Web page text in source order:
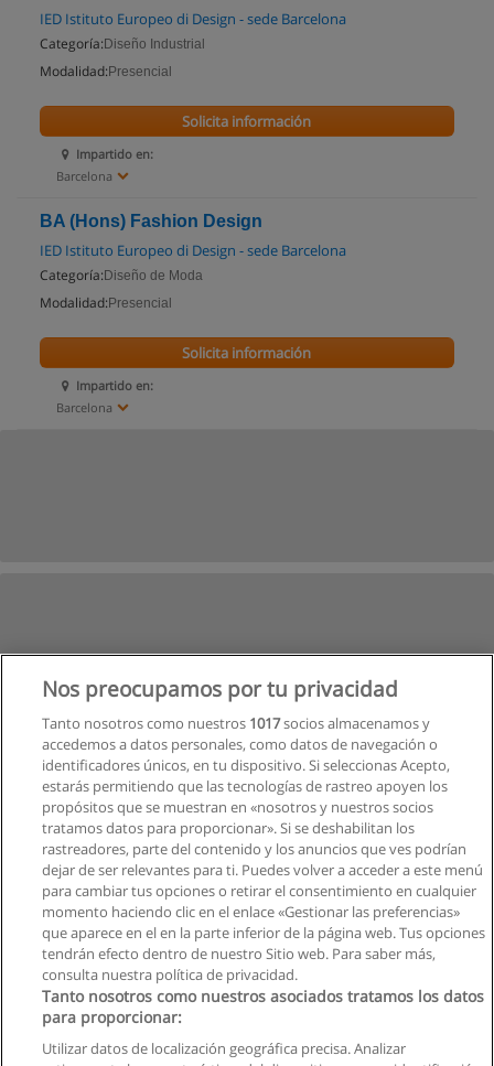
IED Istituto Europeo di Design - sede Barcelona
Categoría: Diseño Industrial
Modalidad: Presencial
Impartido en:
Barcelona
Solicita información
BA (Hons) Fashion Design
IED Istituto Europeo di Design - sede Barcelona
Categoría: Diseño de Moda
Modalidad: Presencial
Impartido en:
Barcelona
Solicita información
Siguiente
Página1de2
Nos preocupamos por tu privacidad
Tanto nosotros como nuestros 1017socios almacenamos y
accedemos a datos personales, como datos de navegación o
identificadores únicos, en tu dispositivo. Si seleccionas Acepto,
estarás permitiendo que las tecnologías de rastreo apoyen los
propósitos que se muestran en «nosotros y nuestros socios
tratamos datos para proporcionar». Si se deshabilitan los
rastreadores, parte del contenido y los anuncios que ves podrían
dejar de ser relevantes para ti. Puedes volver a acceder a este menú
para cambiar tus opciones o retirar el consentimiento en cualquier
momento haciendo clic en el enlace «Gestionar las preferencias»
que aparece en el en la parte inferior de la página web. Tus opciones
tendrán efecto dentro de nuestro Sitio web. Para saber más,
consulta nuestra política de privacidad.
Tanto nosotros como nuestros asociados tratamos los datos
para proporcionar:
Utilizar datos de localización geográfica precisa. Analizar